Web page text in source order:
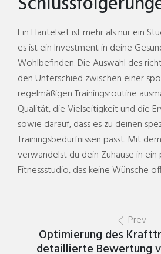
Ein Hantelset ist mehr als nur ein
es ist ein Investment in deine
Wohlbefinden. Die Auswahl des
den Unterschied zwischen einer
regelmäßigen Trainingsroutine
Qualität, die Vielseitigkeit und die
sowie darauf, dass es zu deinen
Trainingsbedürfnissen passt. Mit
verwandelst du dein Zuhause in ein
Fitnessstudio, das keine Wünsche
Prev
Optimierung des
detaillierte Bewertung